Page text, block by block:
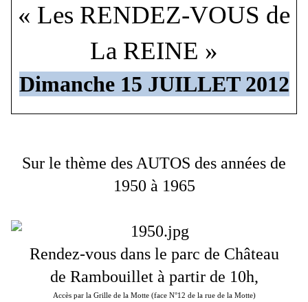
« Les RENDEZ-VOUS de
La REINE »
Dimanche 15 JUILLET 2012
Sur le thème des AUTOS des années de
1950 à 1965
Rendez-vous dans le parc de Château
de Rambouillet à partir de 10h,
Accès par la Grille de la Motte (face N°12 de la rue de la Motte)